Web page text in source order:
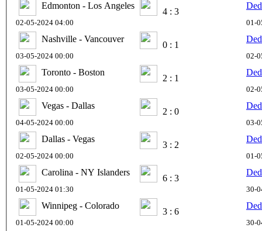
Edmonton - Los Angeles
4 : 3
02-05-2024 04:00 01-
Nashville - Vancouver
0 : 1
03-05-2024 00:00 02-
Toronto - Boston
2 : 1
03-05-2024 00:00 02-
Vegas - Dallas
2 : 0
04-05-2024 00:00 03-
Dallas - Vegas
3 : 2
02-05-2024 00:00 01-
Carolina - NY Islanders
6 : 3
01-05-2024 01:30 30-
Winnipeg - Colorado
3 : 6
01-05-2024 00:00 30-